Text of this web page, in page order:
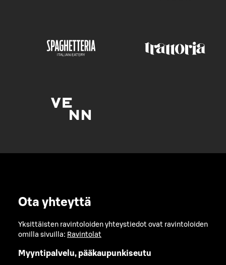
Ota yhteyttä
Yksittäisten ravintoloiden yhteystiedot ovat ravintoloiden
omilla sivuilla: Ravintolat
Myyntipalvelu, pääkaupunkiseutu